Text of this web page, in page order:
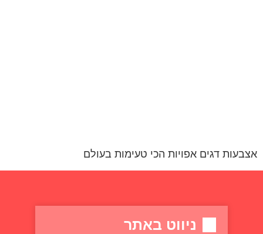
אצבעות דגים אפויות הכי טעימות בעולם
ניווט באתר